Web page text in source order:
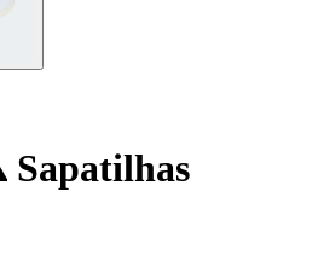
Sapatilhas